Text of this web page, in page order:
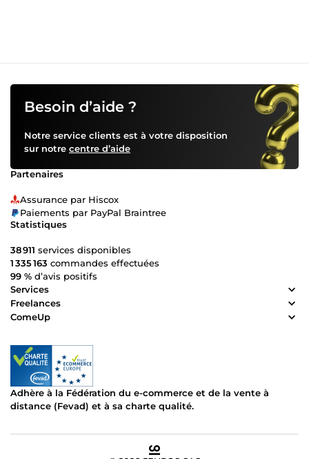
Besoin d’aide ?
Notre service clients est à votre disposition
sur notre centre d’aide
Partenaires
Assurance par Hiscox
Paiements par PayPal Braintree
Statistiques
38 911 services disponibles
1 335 163 commandes effectuées
99 % d’avis positifs
Services
Freelances
ComeUp
Adhère à la Fédération du e-commerce et de la vente à
distance (Fevad) et à sa charte qualité.